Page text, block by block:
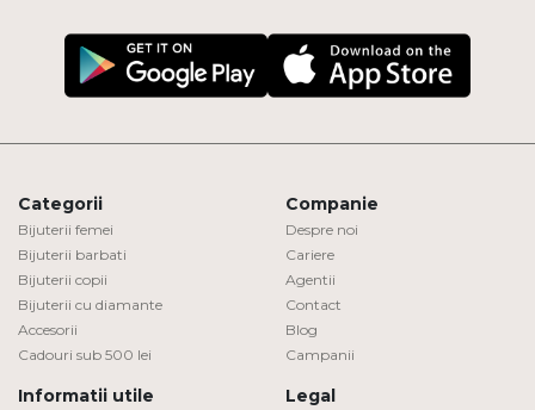
Categorii
Bijuterii femei
Bijuterii barbati
Bijuterii copii
Bijuterii cu diamante
Accesorii
Cadouri sub 500 lei
Companie
Despre noi
Cariere
Agentii
Contact
Blog
Campanii
Informatii utile Legal